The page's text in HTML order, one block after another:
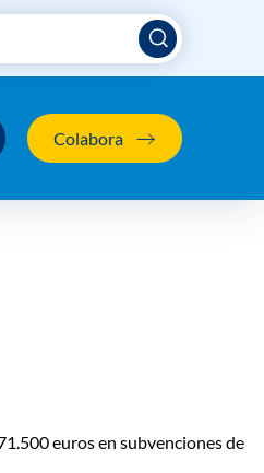
Colabora
ONG estatales
euros en subvenciones de